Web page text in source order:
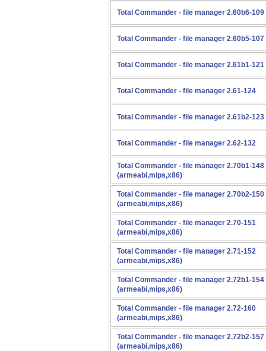
Total Commander - file manager 2.60b6-109
Total Commander - file manager 2.60b5-107
Total Commander - file manager 2.61b1-121
Total Commander - file manager 2.61-124
Total Commander - file manager 2.61b2-123
Total Commander - file manager 2.62-132
Total Commander - file manager 2.70b1-148
(armeabi,mips,x86)
Total Commander - file manager 2.70b2-150
(armeabi,mips,x86)
Total Commander - file manager 2.70-151
(armeabi,mips,x86)
Total Commander - file manager 2.71-152
(armeabi,mips,x86)
Total Commander - file manager 2.72b1-154
(armeabi,mips,x86)
Total Commander - file manager 2.72-160
(armeabi,mips,x86)
Total Commander - file manager 2.72b2-157
(armeabi,mips,x86)